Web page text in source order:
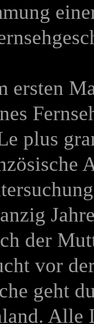
ersten
plus
der
vor
geht